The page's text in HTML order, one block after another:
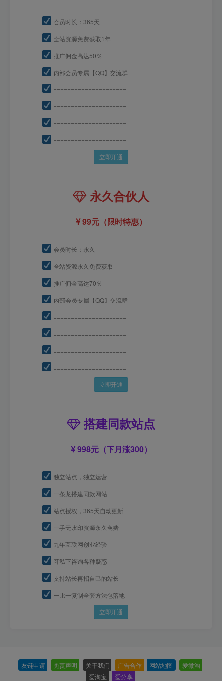
会员时长：365天
全站资源免费获取1年
推广佣金高达50％
内部会员专属【QQ】交流群
=====================
=====================
=====================
=====================
立即开通
永久合伙人
99元（限时特惠）
会员时长：永久
全站资源永久免费获取
推广佣金高达70％
内部会员专属【QQ】交流群
=====================
=====================
=====================
=====================
立即开通
搭建同款站点
998元（下月涨300）
独立站点，独立运营
一条龙搭建同款网站
站点授权，365天自动更新
一手无水印资源永久免费
九年互联网创业经验
可私下咨询各种疑惑
支持站长再招自己的站长
一比一复制全套方法包落地
立即开通
友链申请 免责声明 关于我们 广告合作 网站地图 爱微淘
爱淘宝
爱分享